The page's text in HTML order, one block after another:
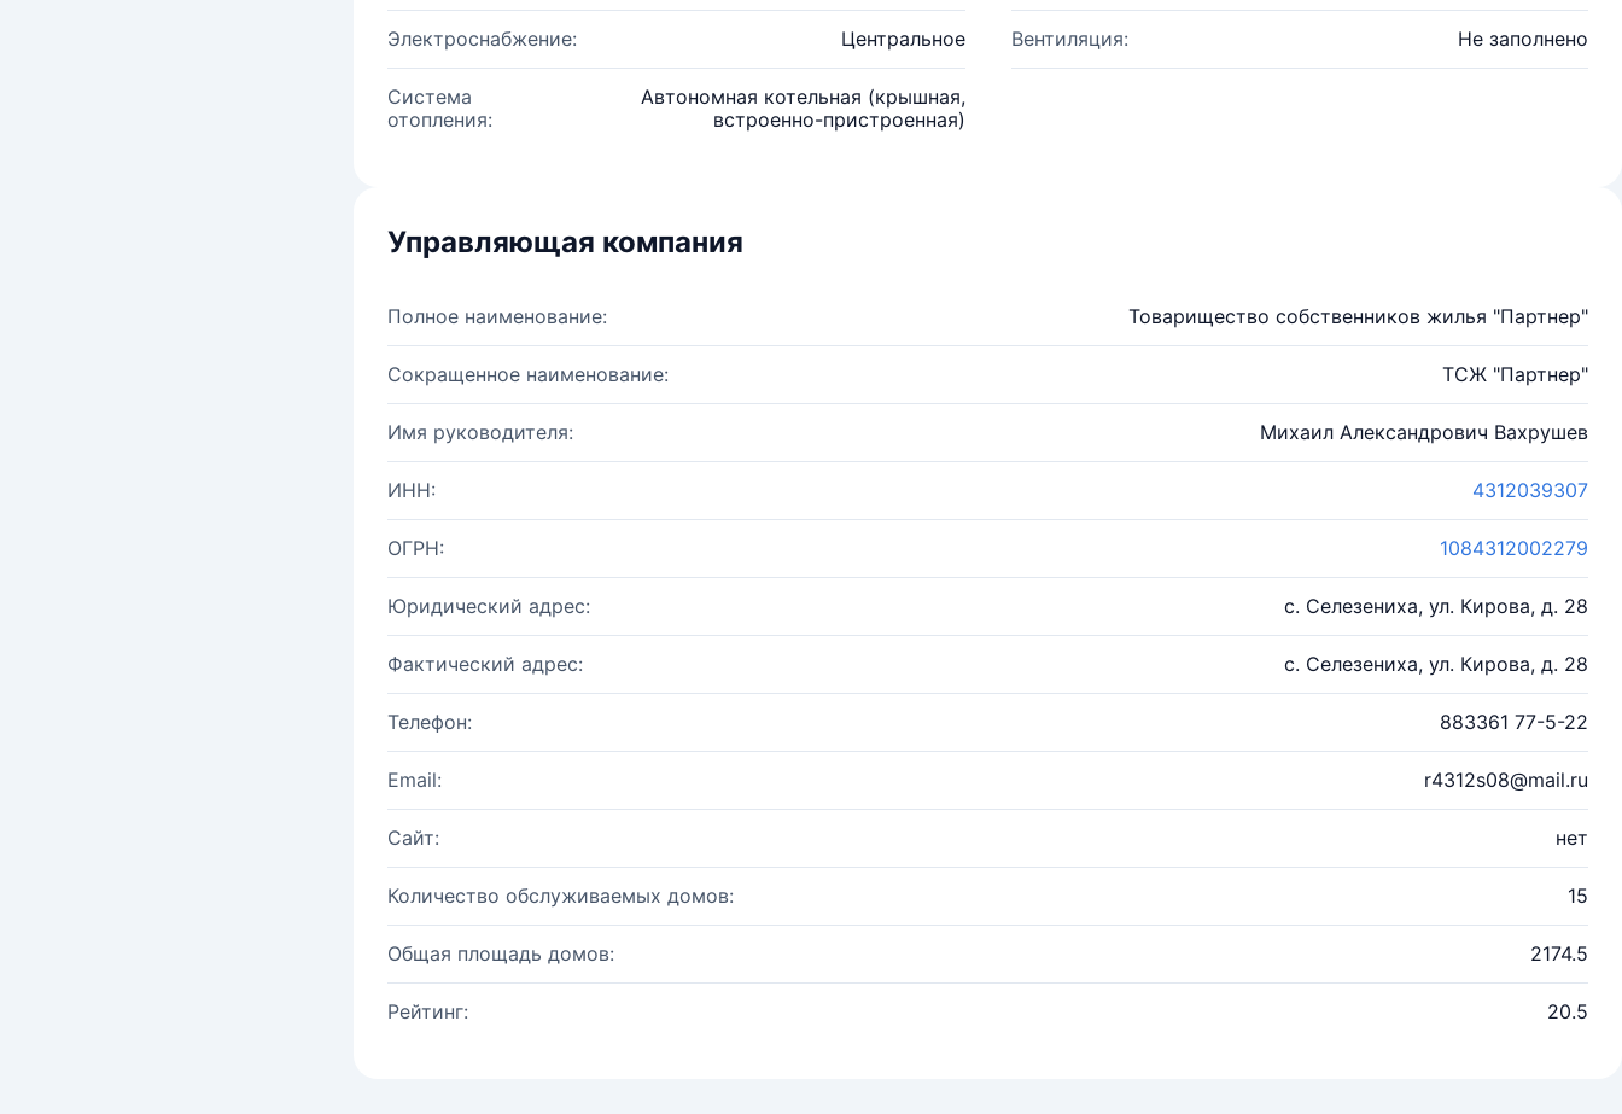
Электроснабжение: Центральное Вентиляция: Не заполнено
Система
отопления:
Автономная котельная (крышная,
встроенно-пристроенная)
Управляющая компания
Полное наименование: Товарищество собственников жилья "Партнер"
Сокращенное наименование: ТСЖ "Партнер"
Имя руководителя: Михаил Александрович Вахрушев
ИНН: 4312039307
ОГРН: 1084312002279
Юридический адрес: с. Селезениха, ул. Кирова, д. 28
Фактический адрес: с. Селезениха, ул. Кирова, д. 28
Телефон: 883361 77-5-22
Email: r4312s08@mail.ru
Сайт: нет
Количество обслуживаемых домов: 15
Общая площадь домов: 2174.5
Рейтинг: 20.5